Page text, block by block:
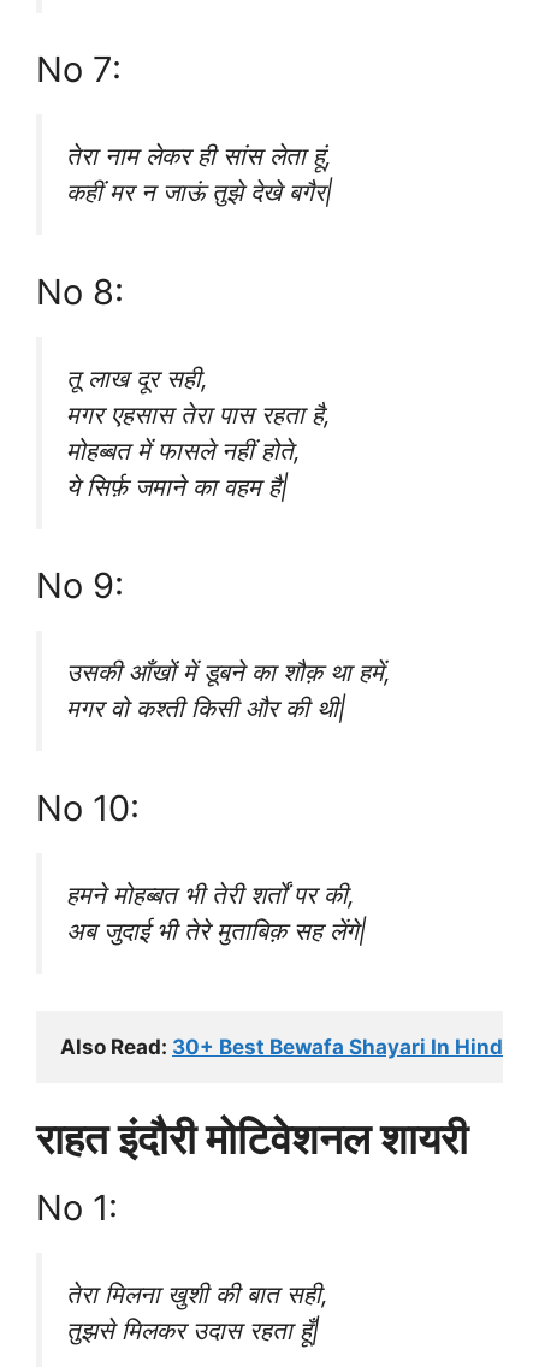
No 7:
तेरा नाम लेकर ही सांस लेता हूं,
कहीं मर न जाऊं तुझे देखे बगैर|
No 8:
तू लाख दूर सही,
मगर एहसास तेरा पास रहता है,
मोहब्बत में फासले नहीं होते,
ये सिर्फ़ जमाने का वहम है|
No 9:
उसकी आँखों में डूबने का शौक़ था हमें,
मगर वो कश्ती किसी और की थी|
No 10:
हमने मोहब्बत भी तेरी शर्तों पर की,
अब जुदाई भी तेरे मुताबिक़ सह लेंगे|
Also Read: 30+ Best Bewafa Shayari In Hindi
राहत इंदौरी मोटिवेशनल शायरी
No 1:
तेरा मिलना खुशी की बात सही,
तुझसे मिलकर उदास रहता हूँ|